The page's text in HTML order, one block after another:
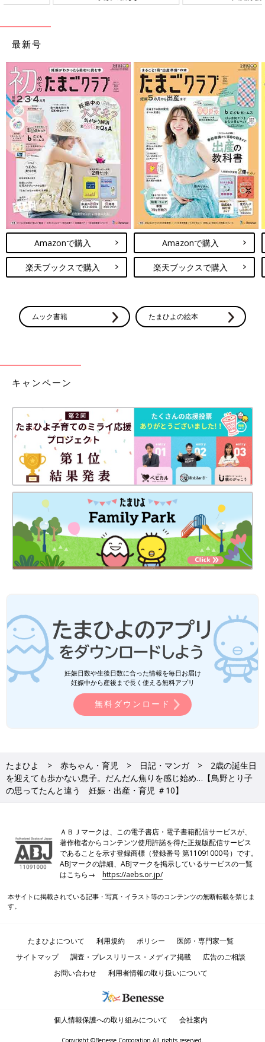
最新号
Amazonで購入
楽天ブックスで購入
Amazonで購入
楽天ブックスで購入
ムック書籍 たまひよの絵本
キャンペーン
妊娠日数や生後日数に合った情報を毎日お届け
妊娠中から産後まで長く使える無料アプリ
無料ダウンロード
たまひよ 赤ちゃん・育児 日記・マンガ
2歳の誕生日
を迎えても歩かない息子。だんだん焦りを感じ始め…【鳥野とり子
の思ってたんと違う 妊娠・出産・育児 ＃10】
ＡＢＪマークは、この電子書店・電子書籍配信サービスが、
著作権者からコンテンツ使用許諾を得た正規版配信サービス
であることを示す登録商標（登録番号 第11091000号）です。
ABJマークの詳細、ABJマークを掲示しているサービスの一覧
はこちら→https://aebs.or.jp/
本サイトに掲載されている記事・写真・イラスト等のコンテンツの無断転載を禁じま
す。
たまひよについて 利用規約 ポリシー
医師・専門家一覧
サイトマップ
調査・プレスリリース・メディア掲載
広告のご相談
お問い合わせ
利用者情報の取り扱いについて
個人情報保護への取り組みについて 会社案内
Copyright ©Benesse Corporation All rights reserved.